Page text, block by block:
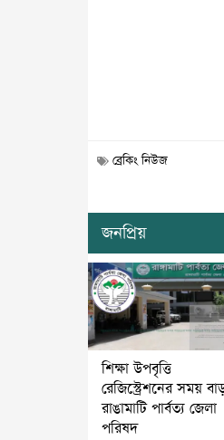
ব্রেকিং নিউজ
জনপ্রিয়
শিক্ষা উপবৃত্তি
রেজিস্ট্রেশনের সময়
রাঙামাটি পার্বত্য জেলা
পরিষদ